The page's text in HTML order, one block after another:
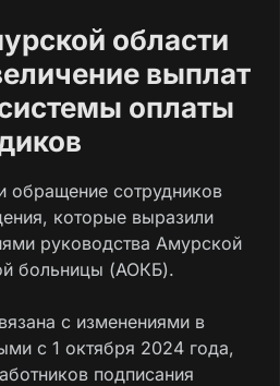
области
выплат
оплаты
обращение сотрудников
которые выразили
руководства Амурской
больницы (АОКБ).
с изменениями в
с 1 октября 2024 года,
подписания